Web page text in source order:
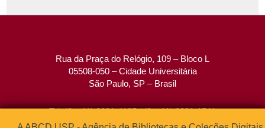
Rua da Praça do Relógio, 109 – Bloco L
05508-050 – Cidade Universitária
São Paulo, SP – Brasil
Tel: (0xx11) 3091-4195 / (0xx11) 3091-1541
Fax: (0xx11) 3091-1567